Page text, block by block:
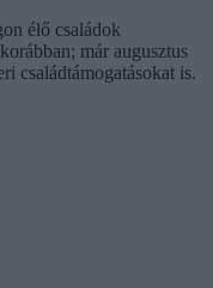
élő családok
már augusztus
családtámogatásokat is.